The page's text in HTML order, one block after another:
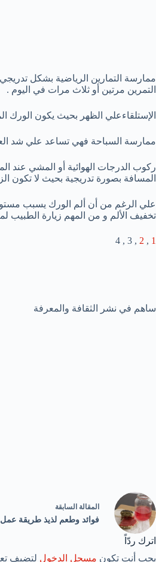
ممارسة التمارين الرياضية بشكل
التمرين مرتين أو ثلاث مرات في اليوم .
الإستلقاءعلي الظهر بحيث يكون
ممارسة السباحة فهي تساعد علي شد
ركوب الدرجات الهوائية أو المشي عند
المسافة بصورة تدريجية بحيث لا تكون
علي الرغم من أن ألم الورك يسبب
تخفيف الألم و من المهم زيارة الطبيب
1
,
2
, 3 , 4
ساهم في نشر الثقافة والمعرفة
المقالة السابقة
فوائد وطعم لذيذ طريقة عمل
اترك ردّاً
يجب أنت تكون مسجل الدخول لتضيف